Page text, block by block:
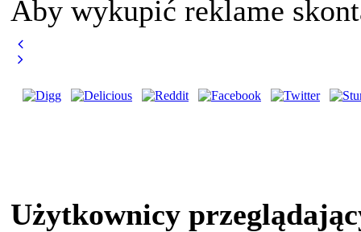
Aby wykupić reklame
Użytkownicy